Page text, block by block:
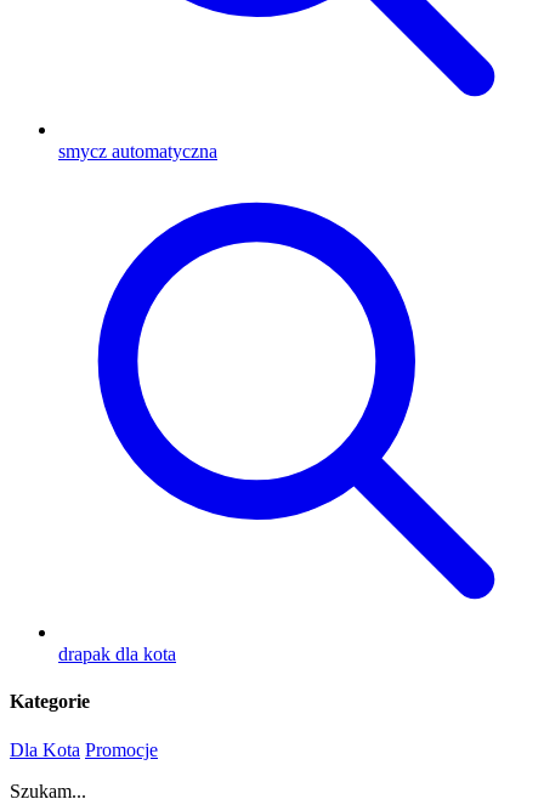
smycz automatyczna
drapak dla kota
Kategorie
Dla Kota Promocje
Szukam...